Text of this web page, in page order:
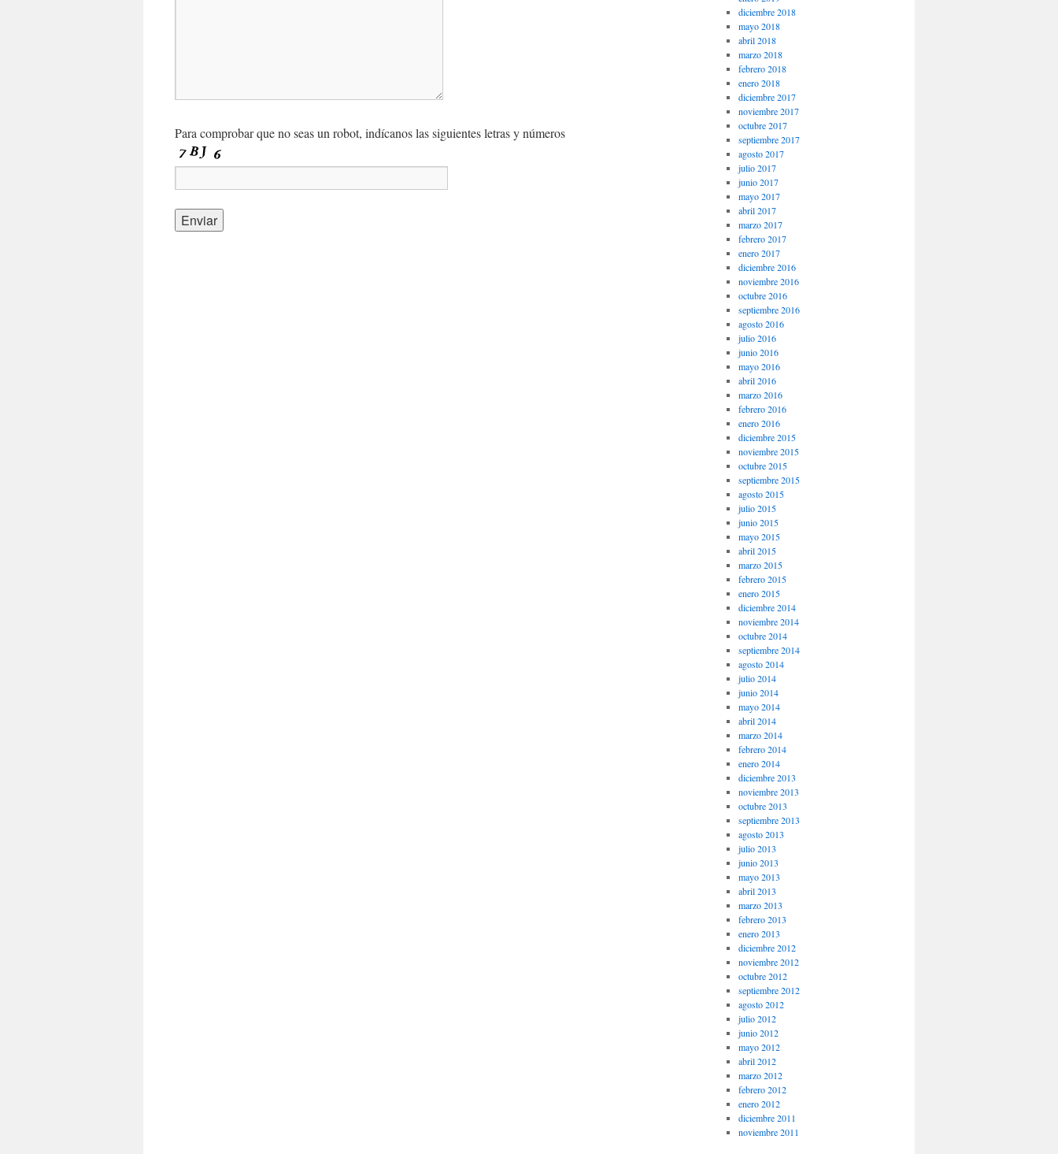
Para comprobar que no seas un robot, indícanos las siguientes letras y números
diciembre 2018
mayo 2018
abril 2018
marzo 2018
febrero 2018
enero 2018
diciembre 2017
noviembre 2017
octubre 2017
septiembre 2017
agosto 2017
julio 2017
junio 2017
mayo 2017
abril 2017
marzo 2017
febrero 2017
enero 2017
diciembre 2016
noviembre 2016
octubre 2016
septiembre 2016
agosto 2016
julio 2016
junio 2016
mayo 2016
abril 2016
marzo 2016
febrero 2016
enero 2016
diciembre 2015
noviembre 2015
octubre 2015
septiembre 2015
agosto 2015
julio 2015
junio 2015
mayo 2015
abril 2015
marzo 2015
febrero 2015
enero 2015
diciembre 2014
noviembre 2014
octubre 2014
septiembre 2014
agosto 2014
julio 2014
junio 2014
mayo 2014
abril 2014
marzo 2014
febrero 2014
enero 2014
diciembre 2013
noviembre 2013
octubre 2013
septiembre 2013
agosto 2013
julio 2013
junio 2013
mayo 2013
abril 2013
marzo 2013
febrero 2013
enero 2013
diciembre 2012
noviembre 2012
octubre 2012
septiembre 2012
agosto 2012
julio 2012
junio 2012
mayo 2012
abril 2012
marzo 2012
febrero 2012
enero 2012
diciembre 2011
noviembre 2011